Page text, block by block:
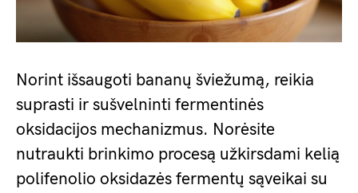
Norint išsaugoti bananų šviežumą, reikia
suprasti ir sušvelninti fermentinės
oksidacijos mechanizmus. Norėsite
nutraukti brinkimo procesą užkirsdami kelią
polifenolio oksidazės fermentų sąveikai su